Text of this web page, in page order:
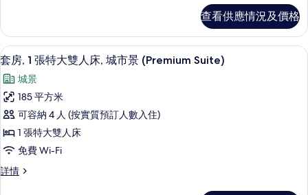
張
床,
海
景
(Presidential
Suite)
的
相
片
多
張
床,
景
(Presidential
詳
情
查看供應情況及價格
載
入
所
有
套
房,
張
套房, 1 張特大雙人床, 城市景
1
套房, 1 張特大雙人床, 城市景 (Premium Suite)
城景
185 平方米
可容納 4 人 (按實質預訂人數入住)
1 張特大雙人床
免費 Wi-Fi
詳情
套